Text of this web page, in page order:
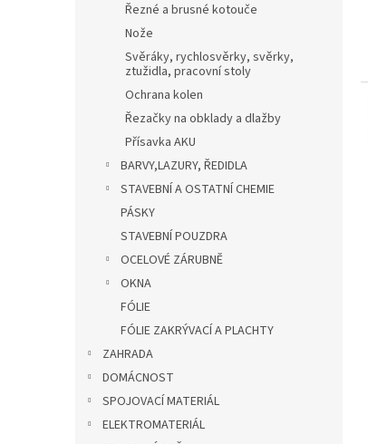
Řezné a brusné kotouče
Nože
Svěráky, rychlosvěrky, svěrky,
ztužidla, pracovní stoly
Ochrana kolen
Řezačky na obklady a dlažby
Přísavka AKU
BARVY,LAZURY, ŘEDIDLA
STAVEBNÍ A OSTATNÍ CHEMIE
PÁSKY
STAVEBNÍ POUZDRA
OCELOVÉ ZÁRUBNĚ
OKNA
FÓLIE
FÓLIE ZAKRÝVACÍ A PLACHTY
ZAHRADA
DOMÁCNOST
SPOJOVACÍ MATERIÁL
ELEKTROMATERIÁL